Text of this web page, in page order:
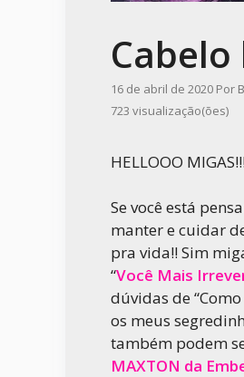
16 de abril de 2020 Por
723 visualização(ões)
HELLOOO
Se você está
manter e cuidar
pra vida!! Sim
“Você Mais
dúvidas de
os meus
também podem
MAXTON da